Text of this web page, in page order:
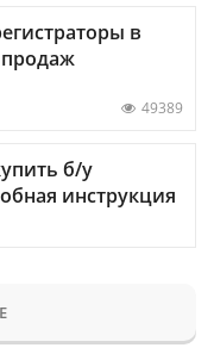
в
продаж
49389
б/у
инструкция